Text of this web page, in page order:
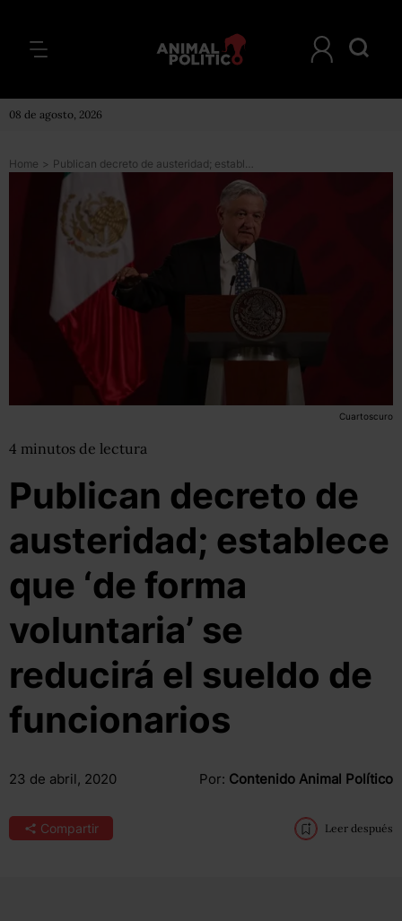
08 de agosto, 2026
Home > Publican decreto de austeridad; establece que ‘de forma voluntaria’ se reducirá el sueldo de funcionarios
Cuartoscuro
4 minutos de lectura
Publican decreto de
austeridad; establece
que ‘de forma
voluntaria’ se
reducirá el sueldo de
funcionarios
23 de abril, 2020 Por: Contenido Animal Político
Compartir Leer después